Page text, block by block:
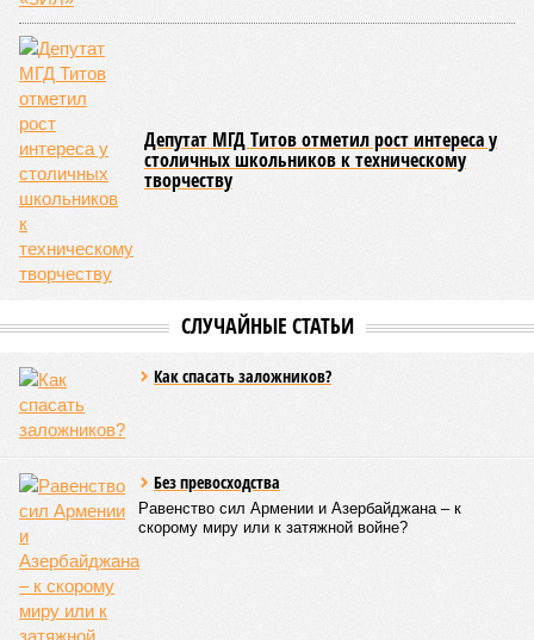
Депутат МГД Титов отметил рост интереса у
столичных школьников к техническому
творчеству
СЛУЧАЙНЫЕ СТАТЬИ
Как спасать заложников?
Без превосходства
Равенство сил Армении и Азербайджана – к
скорому миру или к затяжной войне?